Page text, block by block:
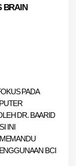
BRAIN
MEMASUKI SESI KEDUA, KEGIATAN BERFOKUS PADA
DR. BAARID
INI
BCI